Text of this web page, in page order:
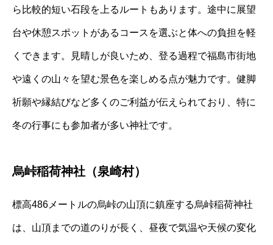
ら比較的短い石段を上るルートもあります。途中に展望
台や休憩スポットがあるコースを選ぶと体への負担を軽
くできます。見晴しが良いため、登る過程で福島市街地
や遠くの山々を望む景色を楽しめる点が魅力です。健脚
祈願や縁結びなど多くのご利益が伝えられており、特に
冬の行事にも参加者が多い神社です。
烏峠稲荷神社（泉崎村）
標高486メートルの烏峠の山頂に鎮座する烏峠稲荷神社
は、山頂までの道のりが長く、昼夜で気温や天候の変化